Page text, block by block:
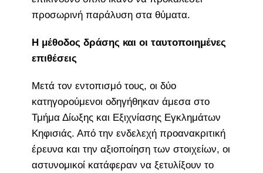
προσωρινή παράλυση στα θύματα.
Η μέθοδος δράσης και οι ταυτοποιημένες
επιθέσεις
Μετά τον εντοπισμό τους, οι δύο
κατηγορούμενοι οδηγήθηκαν άμεσα στο
Τμήμα Δίωξης και Εξιχνίασης Εγκλημάτων
Κηφισιάς. Από την ενδελεχή προανακριτική
έρευνα και την αξιοποίηση των στοιχείων, οι
αστυνομικοί κατάφεραν να ξετυλίξουν το